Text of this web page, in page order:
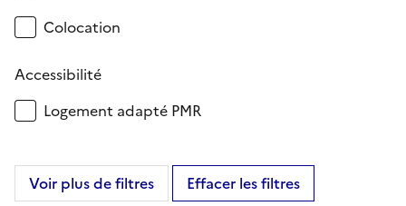
Colocation
Accessibilité
Logement adapté PMR
Voir plus de filtres